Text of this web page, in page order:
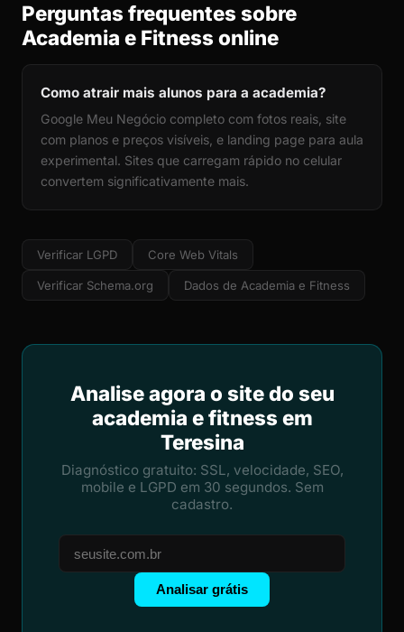
Perguntas frequentes sobre
Academia e Fitness online
Como atrair mais alunos para a academia?
Google Meu Negócio completo com fotos reais, site
com planos e preços visíveis, e landing page para aula
experimental. Sites que carregam rápido no celular
convertem significativamente mais.
Verificar LGPD Core Web Vitals
Verificar Schema.org Dados de Academia e Fitness
Analise agora o site do seu
academia e fitness em
Teresina
Diagnóstico gratuito: SSL, velocidade, SEO,
mobile e LGPD em 30 segundos. Sem
cadastro.
Analisar grátis